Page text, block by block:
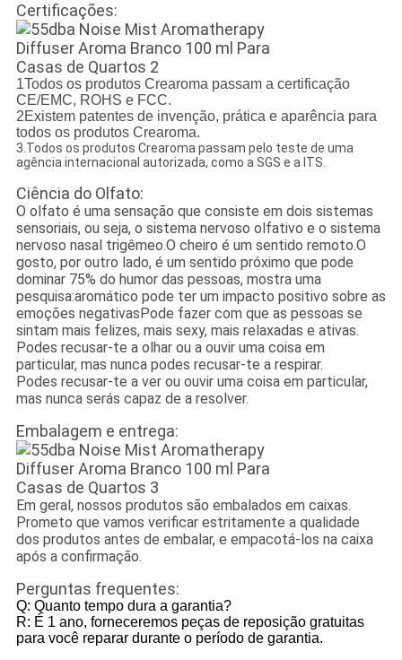
Certificações:
1Todos os produtos Crearoma passam a certificação
CE/EMC, ROHS e FCC.
2Existem patentes de invenção, prática e aparência para
todos os produtos Crearoma.
3.Todos os produtos Crearoma passam pelo teste de uma
agência internacional autorizada, como a SGS e a ITS.
Ciência do Olfato:
O olfato é uma sensação que consiste em dois sistemas
sensoriais, ou seja, o sistema nervoso olfativo e o sistema
nervoso nasal trigêmeo.O cheiro é um sentido remoto.O
gosto, por outro lado, é um sentido próximo que pode
dominar 75% do humor das pessoas, mostra uma
pesquisa:aromático pode ter um impacto positivo sobre as
emoções negativasPode fazer com que as pessoas se
sintam mais felizes, mais sexy, mais relaxadas e ativas.
Podes recusar-te a olhar ou a ouvir uma coisa em
particular, mas nunca podes recusar-te a respirar.
Podes recusar-te a ver ou ouvir uma coisa em particular,
mas nunca serás capaz de a resolver.
Embalagem e entrega:
Em geral, nossos produtos são embalados em caixas.
Prometo que vamos verificar estritamente a qualidade
dos produtos antes de embalar, e empacotá-los na caixa
após a confirmação.
Perguntas frequentes:
Q: Quanto tempo dura a garantia?
R: É 1 ano, forneceremos peças de reposição gratuitas
para você reparar durante o período de garantia.